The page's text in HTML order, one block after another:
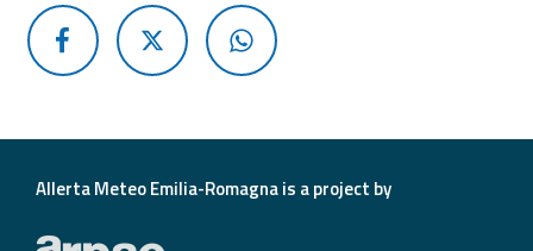
Allerta Meteo Emilia-Romagna is a project by